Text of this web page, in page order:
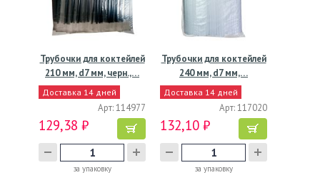
Трубочки для коктейлей
210 мм, d7 мм, черн.,…
Доставка 14 дней
Арт: 114977
129,38 ₽
за упаковку
Трубочки для коктейлей
240 мм, d7 мм,…
Доставка 14 дней
Арт: 117020
132,10 ₽
за упаковку